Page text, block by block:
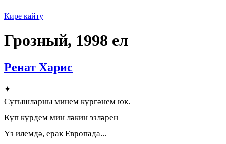
Кире кайту
Грозный, 1998 ел
Ренат Харис
✦
Сугышларны минем күргәнем юк.
Күп күрдем мин ләкин эзләрен
Үз илемдә, ерак Европада...